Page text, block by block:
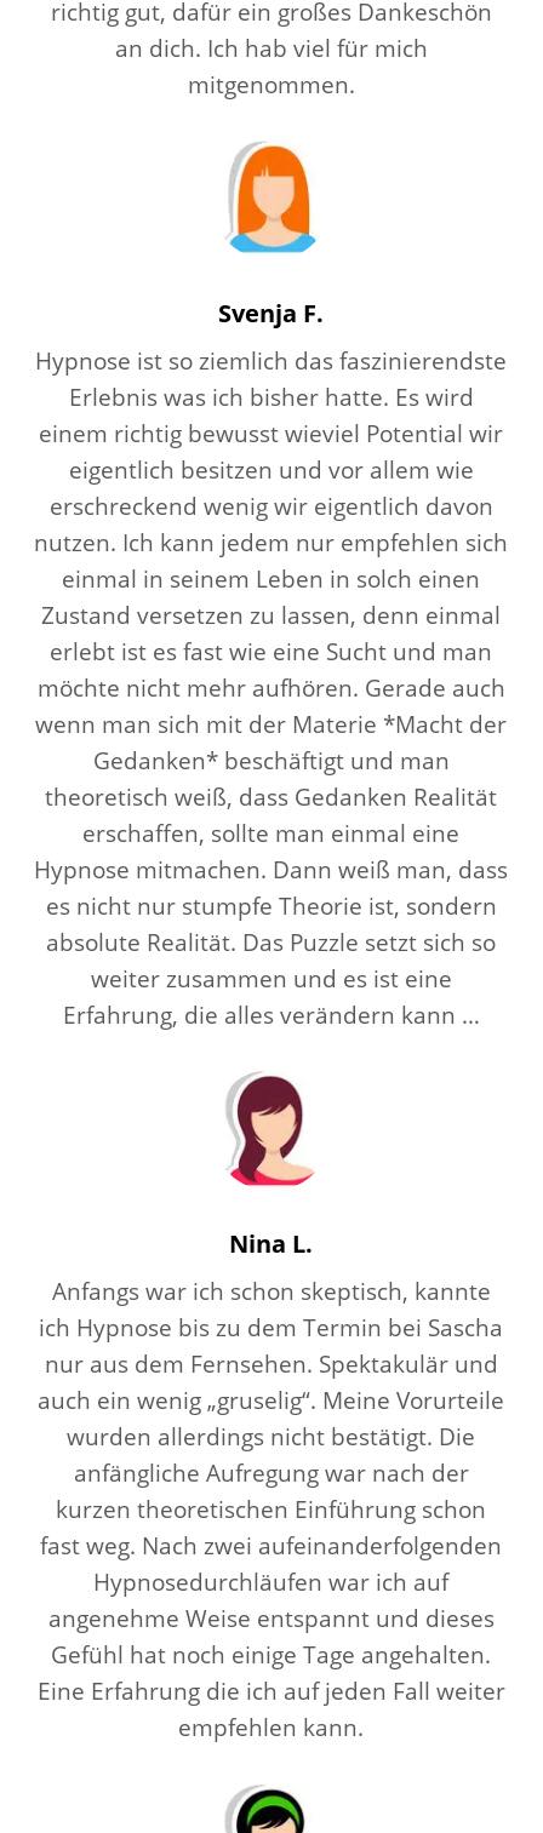
richtig gut, dafür ein großes Dankeschön
an dich. Ich hab viel für mich
mitgenommen.
Svenja F.
Hypnose ist so ziemlich das faszinierendste
Erlebnis was ich bisher hatte. Es wird
einem richtig bewusst wieviel Potential wir
eigentlich besitzen und vor allem wie
erschreckend wenig wir eigentlich davon
nutzen. Ich kann jedem nur empfehlen sich
einmal in seinem Leben in solch einen
Zustand versetzen zu lassen, denn einmal
erlebt ist es fast wie eine Sucht und man
möchte nicht mehr aufhören. Gerade auch
wenn man sich mit der Materie *Macht der
Gedanken* beschäftigt und man
theoretisch weiß, dass Gedanken Realität
erschaffen, sollte man einmal eine
Hypnose mitmachen. Dann weiß man, dass
es nicht nur stumpfe Theorie ist, sondern
absolute Realität. Das Puzzle setzt sich so
weiter zusammen und es ist eine
Erfahrung, die alles verändern kann …
Nina L.
Anfangs war ich schon skeptisch, kannte
ich Hypnose bis zu dem Termin bei Sascha
nur aus dem Fernsehen. Spektakulär und
auch ein wenig „gruselig“. Meine Vorurteile
wurden allerdings nicht bestätigt. Die
anfängliche Aufregung war nach der
kurzen theoretischen Einführung schon
fast weg. Nach zwei aufeinanderfolgenden
Hypnosedurchläufen war ich auf
angenehme Weise entspannt und dieses
Gefühl hat noch einige Tage angehalten.
Eine Erfahrung die ich auf jeden Fall weiter
empfehlen kann.